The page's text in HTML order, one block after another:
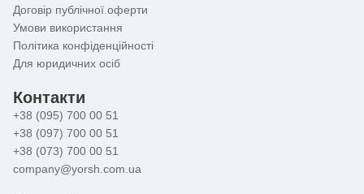
Договір публічної оферти
Умови використання
Політика конфіденційності
Для юридичних осіб
Контакти
+38 (095) 700 00 51
+38 (097) 700 00 51
+38 (073) 700 00 51
company@yorsh.com.ua